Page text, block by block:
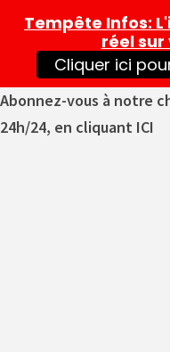
Abonnez-vous à notre
24h/24, en cliquant ICI
Tempête Infos:
réel
Cliquer ici